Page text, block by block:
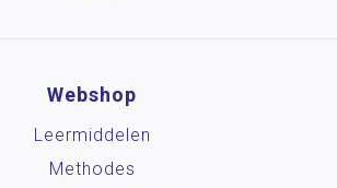
Webshop
Leermiddelen
Methodes